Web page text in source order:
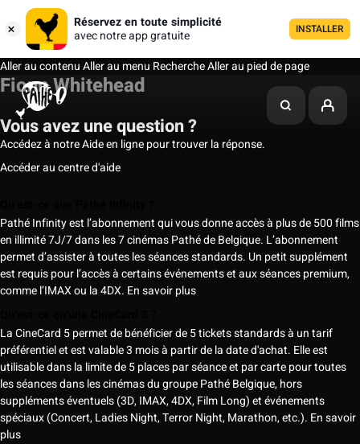
Réservez en toute simplicité
avec notre app gratuite
INSTALLER
Aller au contenuAller au menu RechercheAller au pied de page
Fionn Whitehead
Vous avez une question ?
Accédez à notre Aide en ligne pour trouver la réponse.
Accéder au centre d'aide
Pathé Infinity est l’abonnement qui vous donne accès à plus de 500 films
en illimité 7J/7 dans les 7 cinémas Pathé de Belgique. L’abonnement
permet d’assister à toutes les séances standards. Un petit supplément
est requis pour l’accès à certains événements et aux séances premium,
comme l’IMAX ou la 4DX. En savoir plus
La CineCard 5 permet de bénéficier de 5 tickets standards à un tarif
préférentiel et est valable 3 mois à partir de la date d'achat. Elle est
utilisable dans la limite de 5 places par séance et par carte pour toutes
les séances dans les cinémas du groupe Pathé Belgique, hors
suppléments éventuels (3D, IMAX, 4DX, Film Long) et événements
spéciaux (Concert, Ladies Night, Terror Night, Marathon, etc.). En savoir
plus